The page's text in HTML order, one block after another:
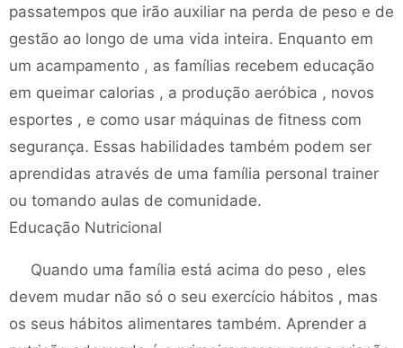
passatempos que irão auxiliar na perda de peso e de
gestão ao longo de uma vida inteira. Enquanto em
um acampamento , as famílias recebem educação
em queimar calorias , a produção aeróbica , novos
esportes , e como usar máquinas de fitness com
segurança. Essas habilidades também podem ser
aprendidas através de uma família personal trainer
ou tomando aulas de comunidade.
Educação Nutricional
Quando uma família está acima do peso , eles
devem mudar não só o seu exercício hábitos , mas
os seus hábitos alimentares também. Aprender a